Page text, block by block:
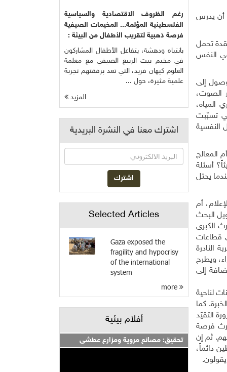
أن يدرس
تحمل
النفس
إلى
الصوت،
المياه،
تسبّبت
النفسية
المعالج
أسئلة
يحتل
أم
البحث
الكبرى
قطاعات
النادرة
ويطرح
إلى
لناحية
كما
التقيّد
فرصة
ثم إن
دائماً،
.
رغم الظروف الاقتصادية والسياسية
الفلسطينية المؤلمة... المخيمات الصيفية
فرصة ذهبية لتقريب الأطفال من البيئة :
بانتباه ودهشة، يتفاعل الأطفال المشاركون
في مخيم بيت الربيع الصيفي مع معلمة
العلوم كيهان فريد، التي تعد برفقتهم تجربة
علمية مثيرة، حول ...
المزيد
اشترك معنا في النشرة البريدية
Selected Articles
Gaza exposed the
fragility and hypocrisy
of the international
system
أفلام بيئية
تحقيق: مصانع مروية ومزارع عطشى